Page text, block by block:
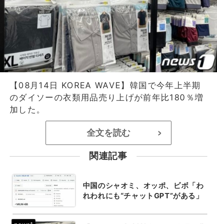
【08月14日 KOREA WAVE】韓国で今年上半期
のダイソーの衣類用品売り上げが前年比180％増
加した。
全文を読む >
関連記事
中国のシャオミ、オッポ、ビボ「わ
れわれにも“チャットGPT”がある」